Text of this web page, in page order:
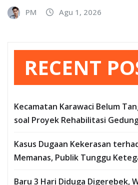
PM Agu 1, 2026
RECENT
Kecamatan Karawaci Belum
soal Proyek Rehabilitasi
Kasus Dugaan Kekerasan
Memanas, Publik Tunggu
Baru 3 Hari Diduga Digerebek,